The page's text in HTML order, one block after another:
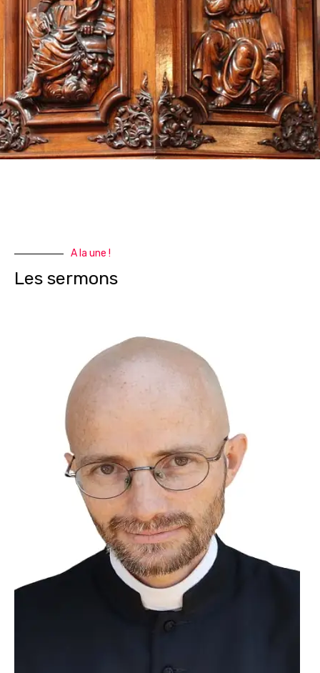
A la une !
Les sermons